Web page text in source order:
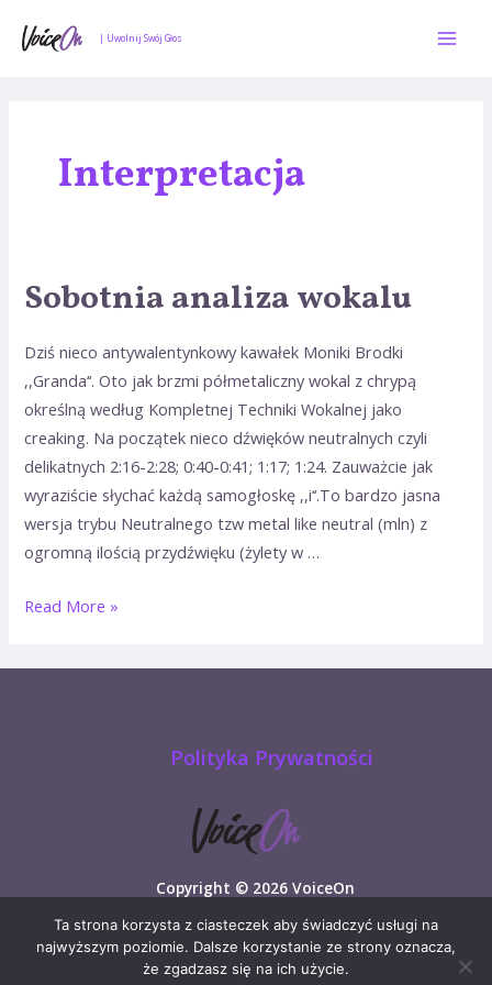
| Uwolnij Swój Głos
Interpretacja
Sobotnia analiza wokalu
Dziś nieco antywalentynkowy kawałek Moniki Brodki
,,Granda‘‘. Oto jak brzmi półmetaliczny wokal z chrypą
określną według Kompletnej Techniki Wokalnej jako
creaking. Na początek nieco dźwięków neutralnych czyli
delikatnych 2:16-2:28; 0:40-0:41; 1:17; 1:24. Zauważcie jak
wyraziście słychać każdą samogłoskę ,,i‘‘.To bardzo jasna
wersja trybu Neutralnego tzw metal like neutral (mln) z
ogromną ilością przydźwięku (żylety w …
Sobotnia
wokalu
Read More »
Polityka Prywatności
Copyright © 2026 VoiceOn
Ta strona korzysta z ciasteczek aby świadczyć usługi na
najwyższym poziomie. Dalsze korzystanie ze strony oznacza,
że zgadzasz się na ich użycie.